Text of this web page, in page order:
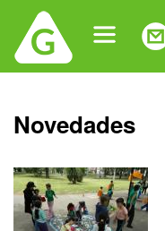
navigation
Back
to
Novedades